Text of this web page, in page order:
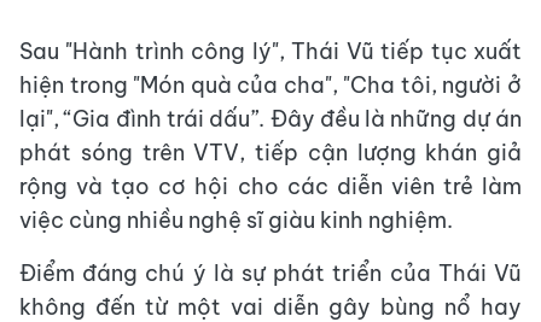
Sau "Hành trình công lý", Thái Vũ tiếp tục xuất
hiện trong "Món quà của cha", "Cha tôi, người ở
lại", “Gia đình trái dấu”. Đây đều là những dự án
phát sóng trên VTV, tiếp cận lượng khán giả
rộng và tạo cơ hội cho các diễn viên trẻ làm
việc cùng nhiều nghệ sĩ giàu kinh nghiệm.
Điểm đáng chú ý là sự phát triển của Thái Vũ
không đến từ một vai diễn gây bùng nổ hay